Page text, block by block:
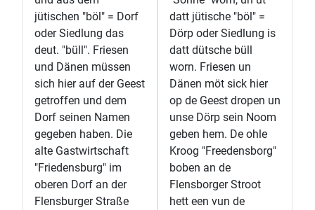
jütischen "böl" = Dorf
oder Siedlung das
deut. "büll". Friesen
und Dänen müssen
sich hier auf der Geest
getroffen und dem
Dorf seinen Namen
gegeben haben. Die
alte Gastwirtschaft
"Friedensburg" im
oberen Dorf an der
Flensburger Straße
datt jütische "böl" =
Dörp oder Siedlung is
datt dütsche büll
worn. Friesen un
Dänen möt sick hier
op de Geest dropen un
unse Dörp sein Noom
geben hem. De ohle
Kroog "Freedensborg"
boben an de
Flensborger Stroot
hett een vun de